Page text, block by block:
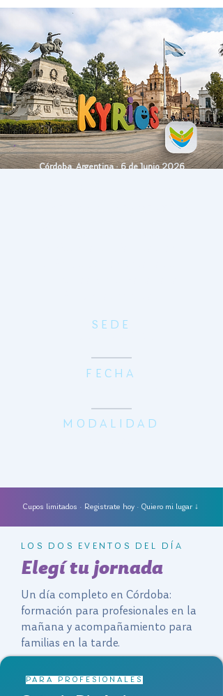
Córdoba, Argentina · 6 de Junio 2026
SEDE
FECHA
MODALIDAD
Cupos limitados · Registrate hoy · Quiero mi lugar ↓
LOS DOS EVENTOS DEL DÍA
Elegí tu jornada
Un día completo en Córdoba:
formación para profesionales en la
mañana y acompañamiento para
familias en la tarde.
PARA PROFESIONALES